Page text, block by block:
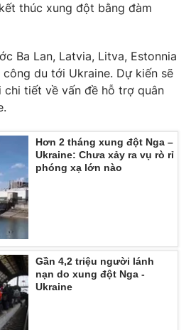
lai
Podcast
thúc xung đột bằng đàm
Ba Lan, Latvia, Litva, Estonnia
du tới Ukraine. Dự kiến sẽ
tiết về vấn đề hỗ trợ quân
Hơn 2 tháng xung đột Nga –
Ukraine: Chưa xảy ra vụ rò rỉ
phóng xạ lớn nào
Gần 4,2 triệu người lánh
nạn do xung đột Nga -
Ukraine